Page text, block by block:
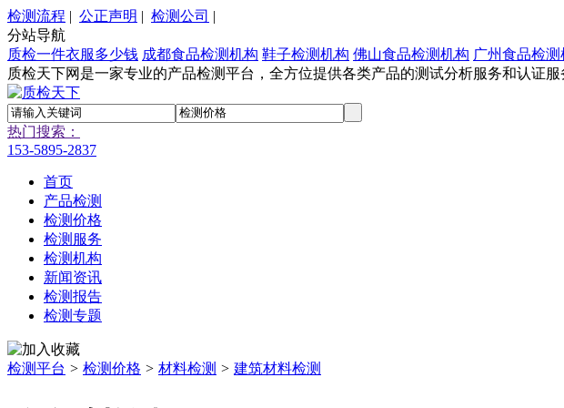
检测流程 | 公正声明 | 检测公司 |
分站导航
质检一件衣服多少钱 成都食品检测机构 鞋子检测机构 佛山食品检测机构 广州食品检测
质检天下网是一家专业的产品检测平台，全方位提供各类产品的测试分析服务和认证服
热门搜索：
153-5895-2837
首页
产品检测
检测价格
检测服务
检测机构
新闻资讯
检测报告
检测专题
检测平台 > 检测价格 > 材料检测 > 建筑材料检测